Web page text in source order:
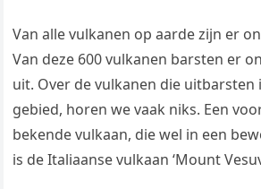
Van alle vulkanen op aarde zijn er
Van deze 600 vulkanen barsten er
uit. Over de vulkanen die uitbarsten
gebied, horen we vaak niks. Een
bekende vulkaan, die wel in een
is de Italiaanse vulkaan ‘Mount